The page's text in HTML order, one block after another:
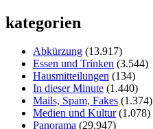
kategorien
Abkürzung (13.917)
Essen und Trinken (3.544)
Hausmitteilungen (134)
In dieser Minute (1.440)
Mails, Spam, Fakes (1.374)
Medien und Kultur(1.078)
Panorama (29.947)